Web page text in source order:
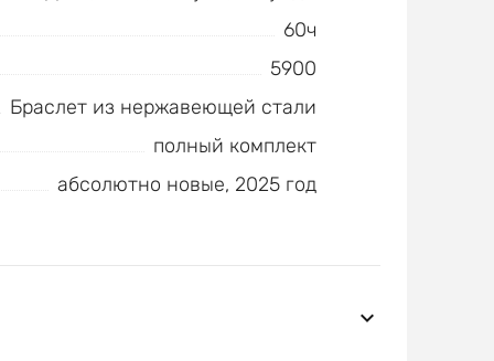
60ч
5900
Браслет из нержавеющей стали
полный комплект
абсолютно новые, 2025 год